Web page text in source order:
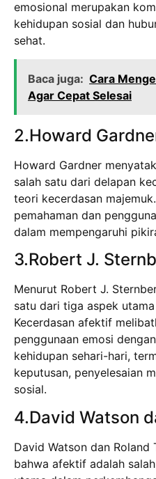
emosional merupakan
kehidupan sosial dan
sehat.
Baca juga: Cara
Agar Cepat Selesai
2.Howard
Howard Gardner
salah satu dari delapan
teori kecerdasan
pemahaman dan
dalam mempengaruhi
3.Robert J.
Menurut Robert J.
satu dari tiga aspek
Kecerdasan afektif
penggunaan emosi
kehidupan sehari-hari,
keputusan, penyelesaian
sosial.
4.David Watson
David Watson dan Roland
bahwa afektif adalah